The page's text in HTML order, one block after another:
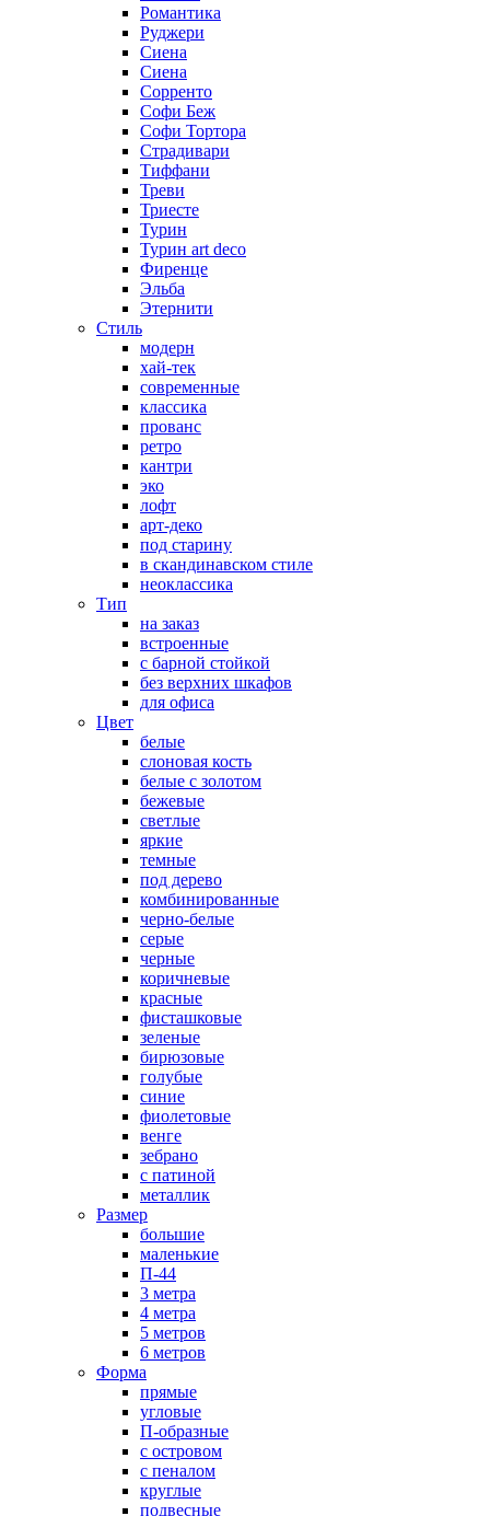
Романтика
Руджери
Сиена
Сиена
Сорренто
Софи Беж
Софи Тортора
Страдивари
Тиффани
Треви
Триесте
Турин
Турин art deco
Фиренце
Эльба
Этернити
Стиль
модерн
хай-тек
современные
классика
прованс
ретро
кантри
эко
лофт
арт-деко
под старину
в скандинавском стиле
неоклассика
Тип
на заказ
встроенные
с барной стойкой
без верхних шкафов
для офиса
Цвет
белые
слоновая кость
белые с золотом
бежевые
светлые
яркие
темные
под дерево
комбинированные
черно-белые
серые
черные
коричневые
красные
фисташковые
зеленые
бирюзовые
голубые
синие
фиолетовые
венге
зебрано
с патиной
металлик
Размер
большие
маленькие
П-44
3 метра
4 метра
5 метров
6 метров
Форма
прямые
угловые
П-образные
с островом
с пеналом
круглые
подвесные